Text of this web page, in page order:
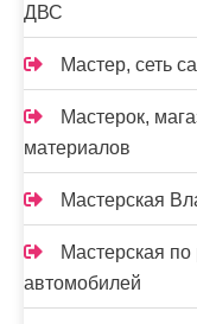
ДВС
Мастер, сеть
Мастерок,
материалов
Мастерская
Мастерская
автомобилей